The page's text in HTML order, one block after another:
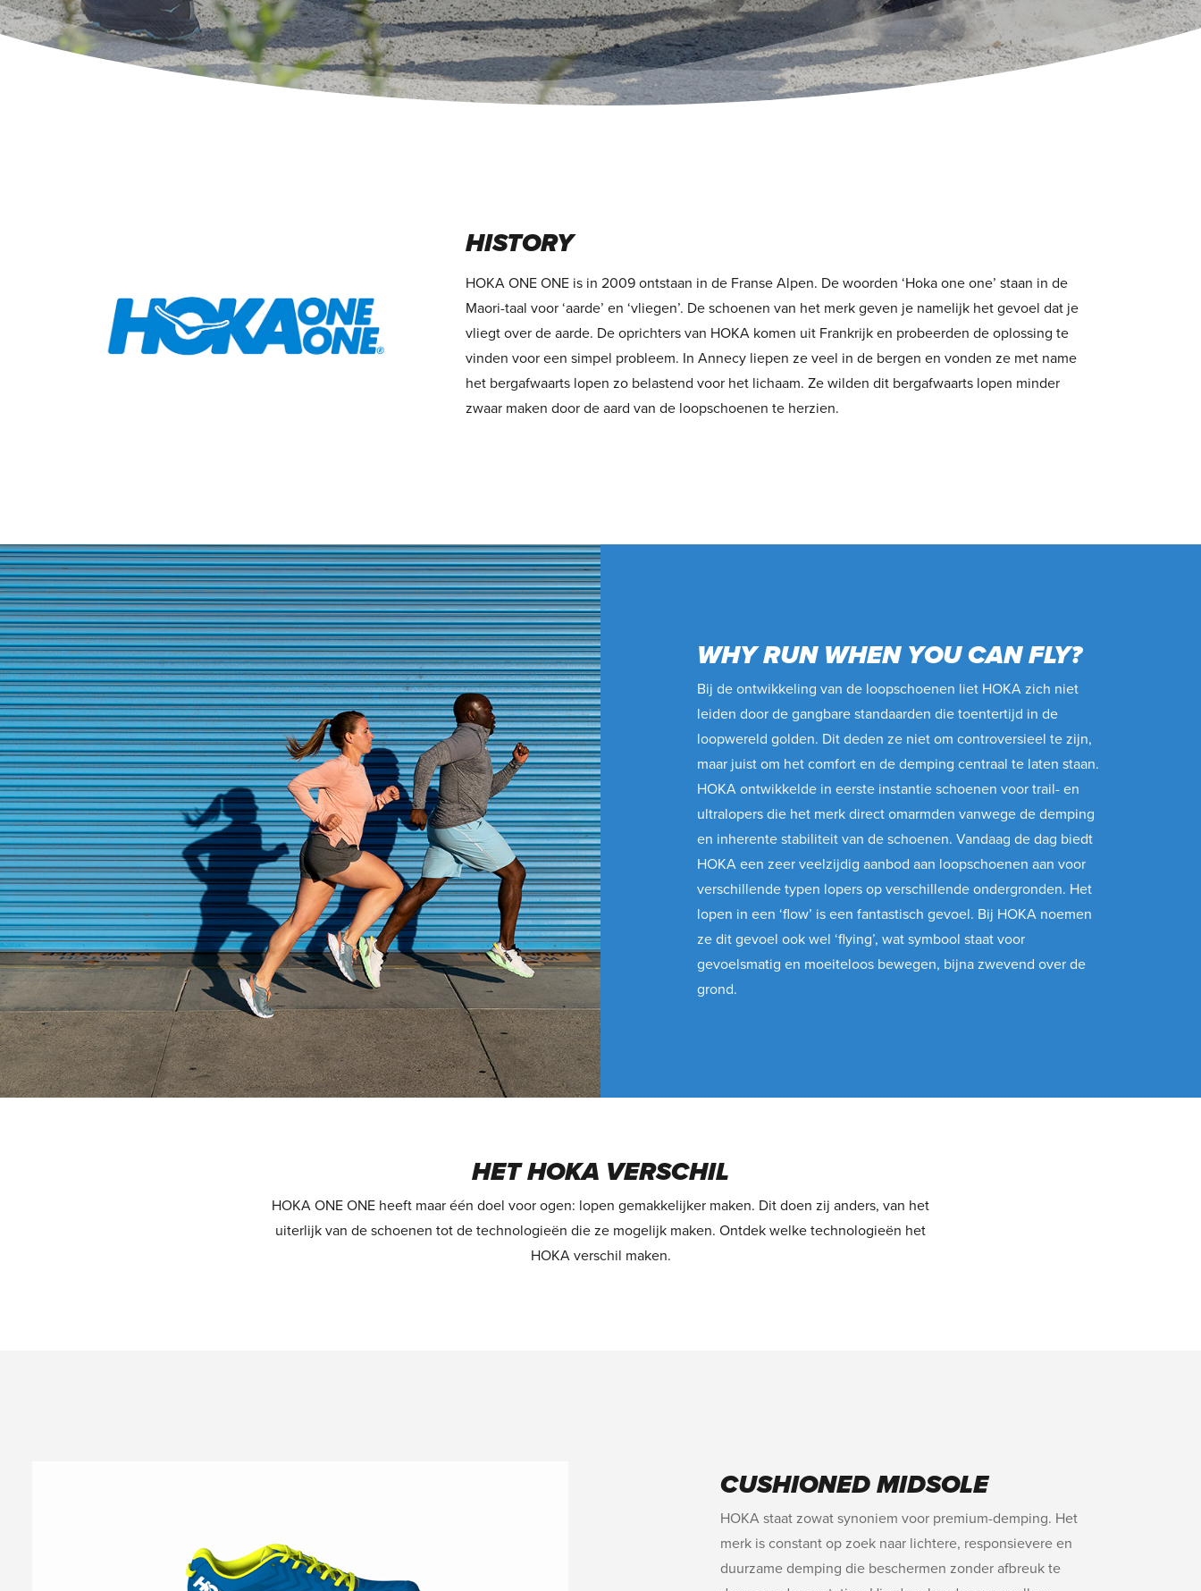
HISTORY
HOKA ONE ONE is in 2009 ontstaan in de Franse Alpen. De woorden ‘Hoka one one’ staan in de
Maori-taal voor ‘aarde’ en ‘vliegen’. De schoenen van het merk geven je namelijk het gevoel dat je
vliegt over de aarde. De oprichters van HOKA komen uit Frankrijk en probeerden de oplossing te
vinden voor een simpel probleem. In Annecy liepen ze veel in de bergen en vonden ze met name
het bergafwaarts lopen zo belastend voor het lichaam. Ze wilden dit bergafwaarts lopen minder
zwaar maken door de aard van de loopschoenen te herzien.
WHY RUN WHEN YOU CAN FLY?
Bij de ontwikkeling van de loopschoenen liet HOKA zich niet
leiden door de gangbare standaarden die toentertijd in de
loopwereld golden. Dit deden ze niet om controversieel te zijn,
maar juist om het comfort en de demping centraal te laten staan.
HOKA ontwikkelde in eerste instantie schoenen voor trail- en
ultralopers die het merk direct omarmden vanwege de demping
en inherente stabiliteit van de schoenen. Vandaag de dag biedt
HOKA een zeer veelzijdig aanbod aan loopschoenen aan voor
verschillende typen lopers op verschillende ondergronden. Het
lopen in een ‘flow’ is een fantastisch gevoel. Bij HOKA noemen
ze dit gevoel ook wel ‘flying’, wat symbool staat voor
gevoelsmatig en moeiteloos bewegen, bijna zwevend over de
grond.
HET HOKA VERSCHIL
HOKA ONE ONE heeft maar één doel voor ogen: lopen gemakkelijker maken. Dit doen zij anders, van het
uiterlijk van de schoenen tot de technologieën die ze mogelijk maken. Ontdek welke technologieën het
HOKA verschil maken.
CUSHIONED MIDSOLE
HOKA staat zowat synoniem voor premium-demping. Het
merk is constant op zoek naar lichtere, responsievere en
duurzame demping die beschermen zonder afbreuk te